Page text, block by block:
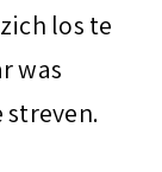
los te
was
streven.